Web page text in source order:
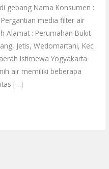
gebang Nama Konsumen :
media filter air
Alamat : Perumahan Bukit
Jetis, Wedomartani, Kec.
Istimewa Yogyakarta
air memiliki beberapa
[…]